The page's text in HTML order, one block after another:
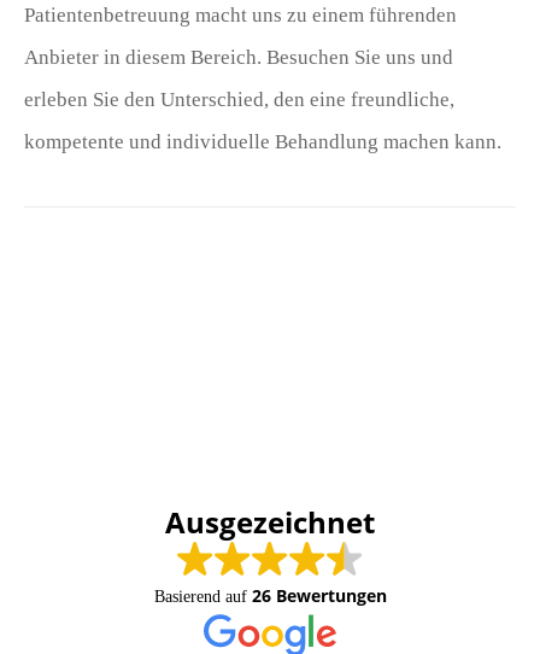
Patientenbetreuung macht uns zu einem führenden
Anbieter in diesem Bereich. Besuchen Sie uns und
erleben Sie den Unterschied, den eine freundliche,
kompetente und individuelle Behandlung machen kann.
Ausgezeichnet
Basierend auf 26 Bewertungen